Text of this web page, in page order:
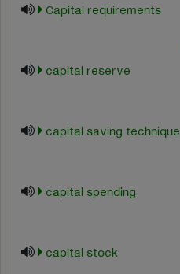
Capital requirements
capital reserve
capital saving technique
capital spending
capital stock